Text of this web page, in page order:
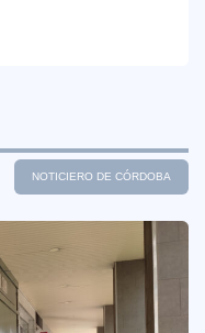
NOTICIERO DE CÓRDOBA